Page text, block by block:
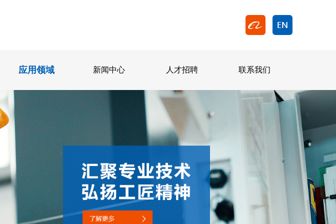
应用领域 新闻中心 人才招聘 联系我们